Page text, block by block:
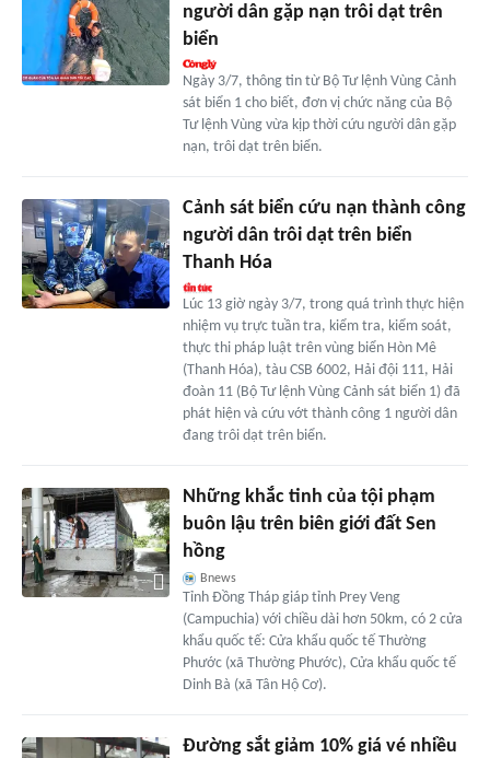
người dân gặp nạn trôi dạt trên
biển
Ngày 3/7, thông tin từ Bộ Tư lệnh Vùng Cảnh
sát biển 1 cho biết, đơn vị chức năng của Bộ
Tư lệnh Vùng vừa kịp thời cứu người dân gặp
nạn, trôi dạt trên biển.
Cảnh sát biển cứu nạn thành công
người dân trôi dạt trên biển
Thanh Hóa
Lúc 13 giờ ngày 3/7, trong quá trình thực hiện
nhiệm vụ trực tuần tra, kiểm tra, kiểm soát,
thực thi pháp luật trên vùng biển Hòn Mê
(Thanh Hóa), tàu CSB 6002, Hải đội 111, Hải
đoàn 11 (Bộ Tư lệnh Vùng Cảnh sát biển 1) đã
phát hiện và cứu vớt thành công 1 người dân
đang trôi dạt trên biển.
Những khắc tinh của tội phạm
buôn lậu trên biên giới đất Sen
hồng
Bnews
Tỉnh Đồng Tháp giáp tỉnh Prey Veng
(Campuchia) với chiều dài hơn 50km, có 2 cửa
khẩu quốc tế: Cửa khẩu quốc tế Thường
Phước (xã Thường Phước), Cửa khẩu quốc tế
Dinh Bà (xã Tân Hộ Cơ).
Đường sắt giảm 10% giá vé nhiều